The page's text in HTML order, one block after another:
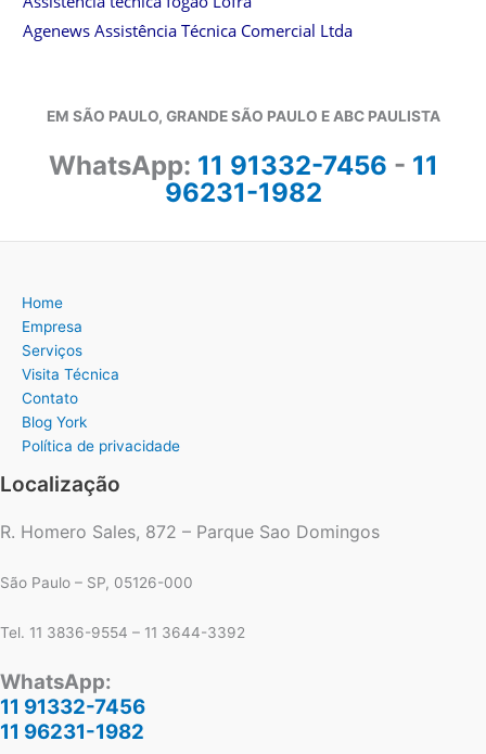
Agenews Assistência Técnica Comercial Ltda
EM SÃO PAULO, GRANDE SÃO PAULO E ABC PAULISTA
WhatsApp: 11 91332-7456 - 11
96231-1982
Home
Empresa
Serviços
Visita Técnica
Contato
Blog York
Política de privacidade
Localização
R. Homero Sales, 872 – Parque Sao Domingos
São Paulo – SP, 05126-000
Tel. 11 3836-9554 – 11 3644-3392
WhatsApp:
11 91332-7456
11 96231-1982